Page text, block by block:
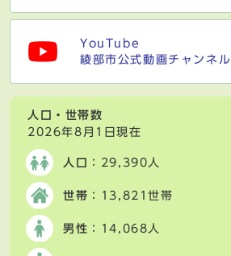
YouTube
綾部市公式動画チャンネル
人口・世帯数
2026年8月1日現在
人口 ：29,390人
世帯 ：13,821世帯
男性 ：14,068人